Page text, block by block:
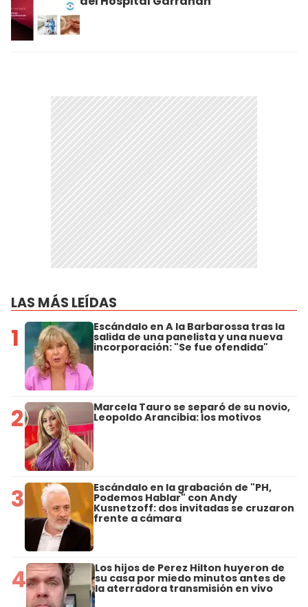
LAS MÁS LEÍDAS
1 Escándalo en A la Barbarossa tras la
salida de una panelista y una nueva
incorporación: "Se fue ofendida"
2 Marcela Tauro se separó de su novio,
Leopoldo Arancibia: los motivos
3 Escándalo en la grabación de "PH,
Podemos Hablar" con Andy
Kusnetzoff: dos invitadas se cruzaron
frente a cámara
4 Los hijos de Perez Hilton huyeron de
su casa por miedo minutos antes de
la aterradora transmisión en vivo